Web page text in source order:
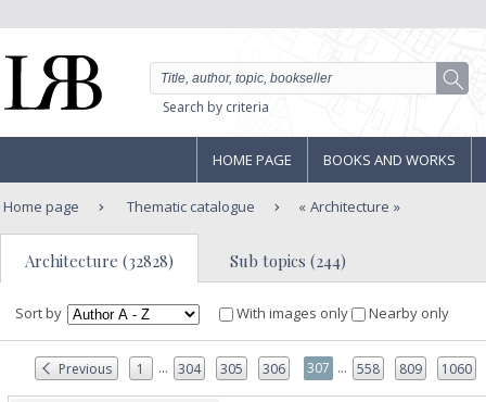
Search by criteria
HOME PAGE BOOKS AND WORKS
Home page Thematic catalogue Architecture
Architecture (32828) Sub topics (244)
Sort by With images only Nearby only
Previous 1 ... 304 305 306 307 ... 558 809 1060